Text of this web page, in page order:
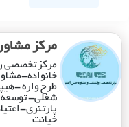
مرکز
مرکز تخصصی
خانواده-
طرح واره -
شغلی-
پارتنری-
خیانت